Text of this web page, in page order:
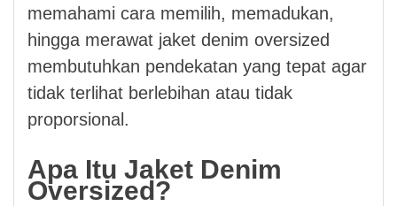
memahami cara memilih, memadukan,
hingga merawat jaket denim oversized
membutuhkan pendekatan yang tepat agar
tidak terlihat berlebihan atau tidak
proporsional.
Apa Itu Jaket Denim
Oversized?